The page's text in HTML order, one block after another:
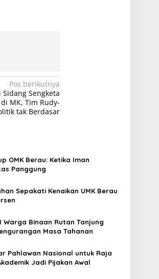
Pos berikutnya
Sidang Sengketa
MK, Tim Rudy-
tak Berdasar
OMK Berau: Ketika Iman
Panggung
Sepakati Kenaikan UMK Berau
Warga Binaan Rutan Tanjung
Masa Tahanan
Pahlawan Nasional untuk Raja
Jadi Pijakan Awal